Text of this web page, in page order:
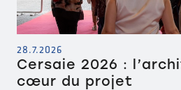
28.7.2026
Cersaie 2026 :
cœur du projet